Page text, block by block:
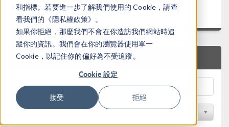
和指標。若要進一步了解我們使用的 Cookie，請查
看我們的《隱私權政策》。
如果你拒絕，那麼我們不會在你造訪我們網站時追
蹤你的資訊。我們會在你的瀏覽器使用單一
Cookie，以記住你的偏好為不受追蹤。
Cookie 設定
接受 拒絕
案例下载
快速搜索
按学科过滤